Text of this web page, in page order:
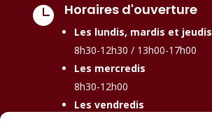
 Horaires d'ouverture
Les lundis, mardis et jeudis
8h30-12h30 / 13h00-17h00
Les mercredis
8h30-12h00
Les vendredis